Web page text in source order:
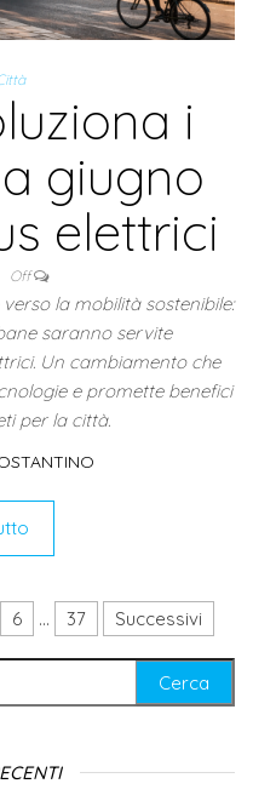
i
giugno
elettrici
Off
la mobilità sostenibile:
saranno servite
Un cambiamento che
e promette benefici
per la città.
articoli
6 … 37 Successivi